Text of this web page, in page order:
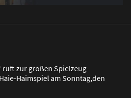
ruft zur großen Spielzeug
Haimspiel am Sonntag,den